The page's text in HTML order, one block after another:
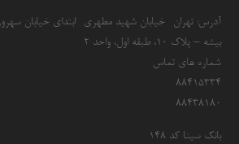
آدرس: تهران- خیابان شهید مطهری- ابتدای خیابان
بیشه – پلاک 10، طبقه اول، واحد 2
شماره های تماس
۸۸۴۱۵۳۳۴
۸۸۴۳۸۱۸۰
بانک سینا کد ۱۴۸